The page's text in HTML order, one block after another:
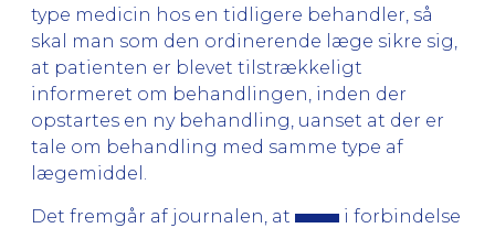
type medicin hos en tidligere behandler, så
skal man som den ordinerende læge sikre sig,
at patienten er blevet tilstrækkeligt
informeret om behandlingen, inden der
opstartes en ny behandling, uanset at der er
tale om behandling med samme type af
lægemiddel.
Det fremgår af journalen, at
i forbindelse